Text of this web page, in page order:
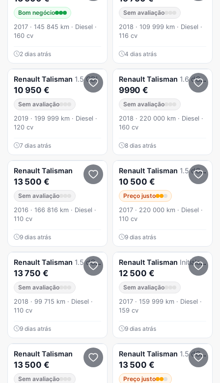
Bom negócio
2017 · 145 845 km · Diesel ·
160 cv
2 dias atrás
Sem avaliação
2018 · 109 999 km · Diesel ·
116 cv
4 dias atrás
Renault Talisman 1.5 CDI
10 950 €
Sem avaliação
2019 · 199 999 km · Diesel ·
120 cv
7 dias atrás
Renault Talisman 1.6 dCi Executive EDC
9990 €
Sem avaliação
2018 · 220 000 km · Diesel ·
160 cv
8 dias atrás
Renault Talisman
13 500 €
Sem avaliação
2016 · 166 816 km · Diesel ·
110 cv
9 dias atrás
Renault Talisman 1.5 dCi Zen J18
10 500 €
Preço justo
2017 · 220 000 km · Diesel ·
110 cv
9 dias atrás
Renault Talisman 1.5 dCi Zen
13 750 €
Sem avaliação
2018 · 99 715 km · Diesel ·
110 cv
9 dias atrás
Renault Talisman Initiale Paris
12 500 €
Sem avaliação
2017 · 159 999 km · Diesel ·
159 cv
9 dias atrás
Renault Talisman
13 500 €
Sem avaliação
Renault Talisman 1.5 dCi Zen P.Business
13 500 €
Preço justo